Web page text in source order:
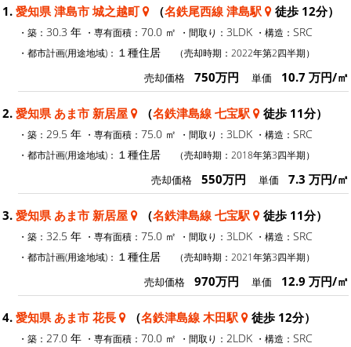
1. 愛知県 津島市 城之越町 （名鉄尾西線 津島駅 徒歩 12分）
・築： 30.3 年 ・専有面積： 70.0 ㎡ ・間取り： 3LDK ・構造： SRC
・都市計画(用途地域)： １種住居 （売却時期：2022年第2四半期）
売却価格 750万円 単価 10.7 万円/㎡
2. 愛知県 あま市 新居屋 （名鉄津島線 七宝駅 徒歩 11分）
・築： 29.5 年 ・専有面積： 75.0 ㎡ ・間取り： 3LDK ・構造： SRC
・都市計画(用途地域)： １種住居 （売却時期：2018年第3四半期）
売却価格 550万円 単価 7.3 万円/㎡
3. 愛知県 あま市 新居屋 （名鉄津島線 七宝駅 徒歩 11分）
・築： 32.5 年 ・専有面積： 75.0 ㎡ ・間取り： 3LDK ・構造： SRC
・都市計画(用途地域)： １種住居 （売却時期：2021年第3四半期）
売却価格 970万円 単価 12.9 万円/㎡
4. 愛知県 あま市 花長 （名鉄津島線 木田駅 徒歩 12分）
・築： 27.0 年 ・専有面積： 70.0 ㎡ ・間取り： 2LDK ・構造： SRC